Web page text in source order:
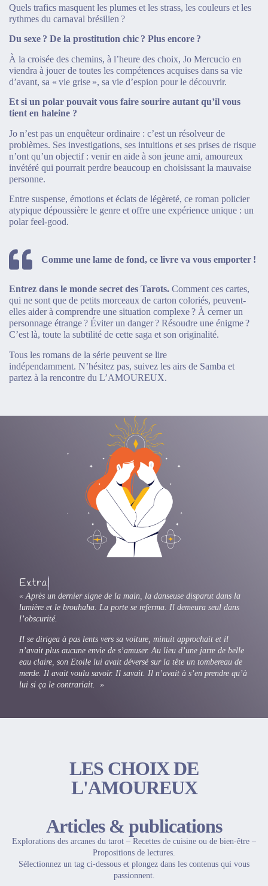
Quels trafics masquent les plumes et les strass, les couleurs et les
rythmes du carnaval brésilien ?
Du sexe ? De la prostitution chic ? Plus encore ?
À la croisée des chemins, à l’heure des choix, Jo Mercucio en
viendra à jouer de toutes les compétences acquises dans sa vie
d’avant, sa « vie grise », sa vie d’espion pour le découvrir.
Et si un polar pouvait vous faire sourire autant qu’il vous
tient en haleine ?
Jo n’est pas un enquêteur ordinaire : c’est un résolveur de
problèmes. Ses investigations, ses intuitions et ses prises de risque
n’ont qu’un objectif : venir en aide à son jeune ami, amoureux
invétéré qui pourrait perdre beaucoup en choisissant la mauvaise
personne.
Entre suspense, émotions et éclats de légèreté, ce roman policier
atypique dépoussière le genre et offre une expérience unique : un
polar feel-good.
Comme une lame de fond, ce livre va vous emporter !
Entrez dans le monde secret des Tarots. Comment ces cartes,
qui ne sont que de petits morceaux de carton coloriés, peuvent-
elles aider à comprendre une situation complexe ? À cerner un
personnage étrange ? Éviter un danger ? Résoudre une énigme ?
C’est là, toute la subtilité de cette saga et son originalité.
Tous les romans de la série peuvent se lire
indépendamment. N’hésitez pas, suivez les airs de Samba et
partez à la rencontre du L’AMOUREUX.
Extrai
«Après un dernier signe de la main, la danseuse disparut dans la
lumière et le brouhaha. La porte se referma. Il demeura seul dans
l’obscurité.
Il se dirigea à pas lents vers sa voiture, minuit approchait et il
n’avait plus aucune envie de s’amuser. Au lieu d’une jarre de belle
eau claire, son Etoile lui avait déversé sur la tête un tombereau de
merde. Il avait voulu savoir. Il savait. Il n’avait à s’en prendre qu’à
lui si ça le contrariait.
»
LES CHOIX DE
L'AMOUREUX
Articles & publications
Explorations des arcanes du tarot – Recettes de cuisine ou de bien-être –
Propositions de lectures.
Sélectionnez un tag ci-dessous et plongez dans les contenus qui vous
passionnent.